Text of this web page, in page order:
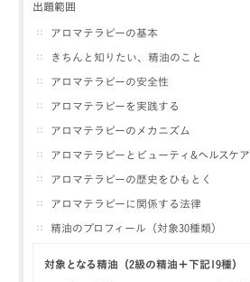
出題範囲
アロマテラピーの基本
きちんと知りたい、精油のこと
アロマテラピーの安全性
アロマテラピーを実践する
アロマテラピーのメカニズム
アロマテラピーとビューティ&ヘルスケア
アロマテラピーの歴史をひもとく
アロマテラピーに関係する法律
精油のプロフィール（対象30種類）
対象となる精油（2級の精油＋下記19種）